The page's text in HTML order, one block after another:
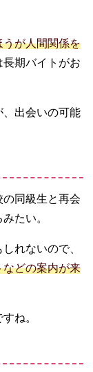
が人間関係を
期バイトがお
出会いの可能
同級生と再会
たい。
れないので、
どの案内が来
ね。